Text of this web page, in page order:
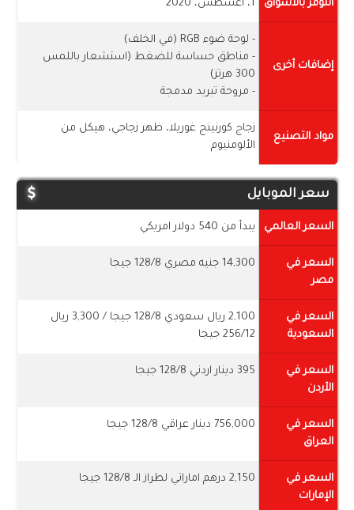
التوفر بالأسواق 1، اغسطس، 2020
إضافات أخرى
- لوحة ضوء RGB (في الخلف)
- مناطق حساسة للضغط (استشعار باللمس
300 هرتز)
- مروحة تبريد مدمجة
مواد التصنيع
زجاج كورنينج غوريلا، ظهر زجاجي، هيكل من
الألومنيوم
سعر الموبايل
السعر العالمي يبدأ من 540 دولار امريكي
السعر في
مصر
14,300 جنيه مصري 128/8 جيجا
السعر في
السعودية
2,100 ريال سعودي 128/8 جيجا / 3,300 ريال
256/12 جيجا
السعر في
الأردن
395 دينار اردني 128/8 جيجا
السعر في
العراق
756,000 دينار عراقي 128/8 جيجا
السعر في
الإمارات
2,150 درهم اماراتي لطراز الـ 128/8 جيجا